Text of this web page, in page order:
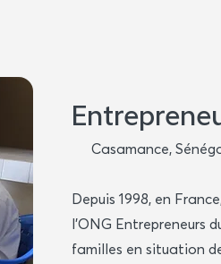
Casamance,
Depuis 1998, en
l’ONG Entrepreneurs
familles en situation